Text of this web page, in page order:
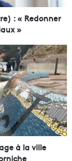
: « Redonner
»
à la ville